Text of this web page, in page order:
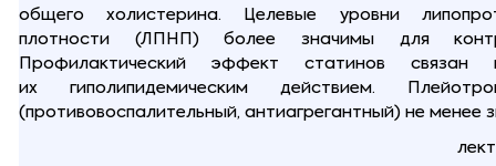
общего холистерина. Целевые уровни
плотности (ЛПНП) более значимы для
Профилактический эффект статинов
их гиполипидемическим действием.
(противовоспалительный, антиагрегантный) не менее